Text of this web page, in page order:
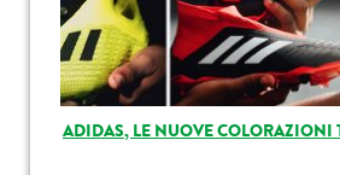
ADIDAS, LE NUOVE COLORAZIONI